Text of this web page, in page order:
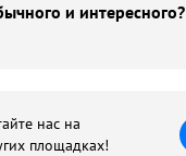
и интересного?
нас на
площадках!